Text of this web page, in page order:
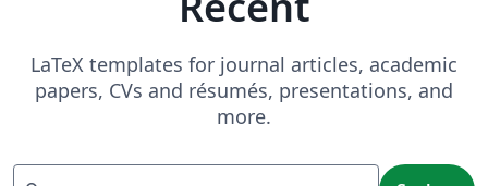
LaTeX templates for journal articles, academic
papers, CVs and résumés, presentations, and
more.